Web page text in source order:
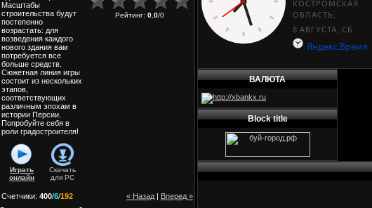
Масштабы
строительства будут
постепенно
возрастать: для
возведения каждого
нового здания вам
потребуется все
больше средств.
Сюжетная линия игры
состоит из нескольких
этапов,
соответствующих
различным эпохам в
истории Персии.
Попробуйте себя в
роли градостроителя!
Играть
онлайн
Скачать
для PC
Рейтинг: 0.0/0
« Назад Вперед »
Счетчики: 400/6/192
ВАЛЮТА
Block title